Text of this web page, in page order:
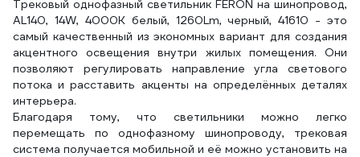
Трековый однофазный светильник FERON на шинопровод,
AL140, 14W, 4000К белый, 1260Lm, черный, 41610 - это
самый качественный из экономных вариант для создания
акцентного освещения внутри жилых помещения. Они
позволяют регулировать направление угла светового
потока и расставить акценты на определённых деталях
интерьера.
Благодаря тому, что светильники можно легко
перемещать по однофазному шинопроводу, трековая
система получается мобильной и её можно установить на